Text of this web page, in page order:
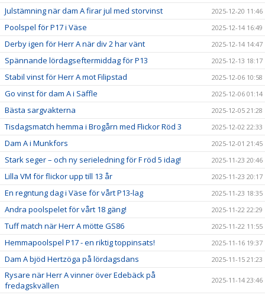
Julstämning när dam A firar jul med storvinst 2025-12-20 11:46
Poolspel för P17 i Väse 2025-12-14 16:49
Derby igen för Herr A när div 2 har vänt 2025-12-14 14:47
Spännande lördagseftermiddag för P13 2025-12-13 18:17
Stabil vinst för Herr A mot Filipstad 2025-12-06 10:58
Go vinst för dam A i Säffle 2025-12-06 01:14
Bästa sargvakterna 2025-12-05 21:28
Tisdagsmatch hemma i Brogårn med Flickor Röd 3 2025-12-02 22:33
Dam A i Munkfors 2025-12-01 21:45
Stark seger – och ny serieledning för F röd 5 idag! 2025-11-23 20:46
Lilla VM för flickor upp till 13 år 2025-11-23 20:17
En regntung dag i Väse för vårt P13-lag 2025-11-23 18:35
Andra poolspelet för vårt 18 gäng! 2025-11-22 22:29
Tuff match när Herr A mötte GS86 2025-11-22 11:55
Hemmapoolspel P17 - en riktig toppinsats! 2025-11-16 19:37
Dam A bjöd Hertzöga på lördagsdans 2025-11-15 21:23
Rysare när Herr A vinner över Edebäck på
fredagskvällen
2025-11-14 23:46